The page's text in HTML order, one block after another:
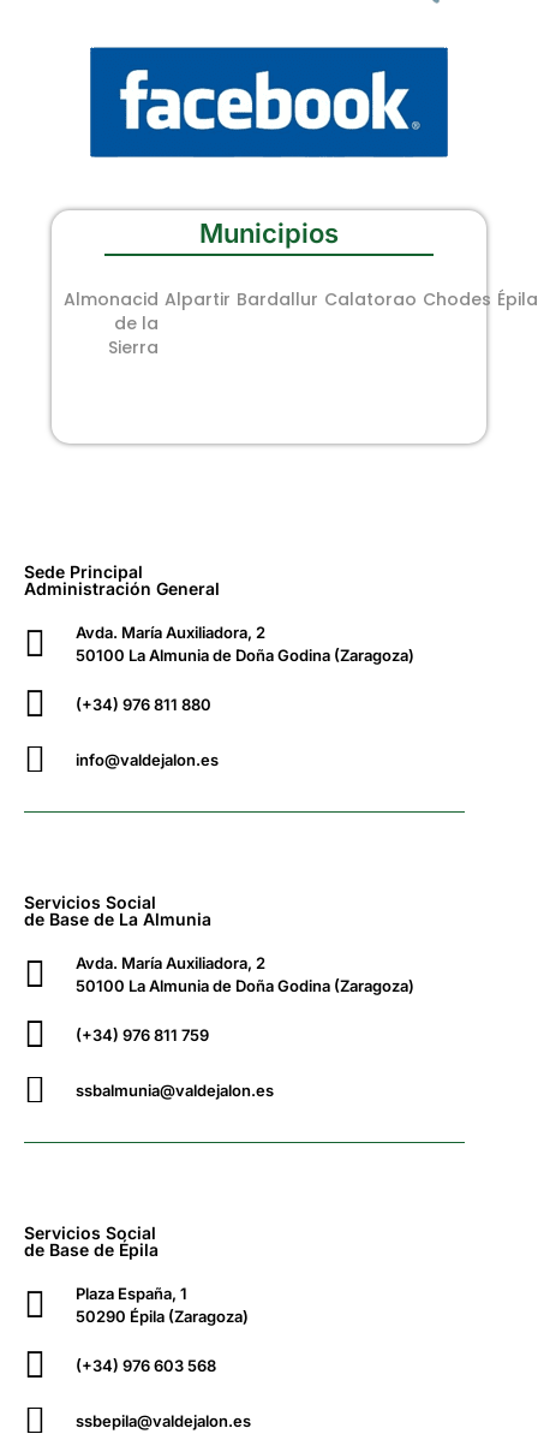
Municipios
Almonacid
de la
Sierra
Alpartir Bardallur Calatorao Chodes Épila
Sede Principal
Administración General
Avda. María Auxiliadora, 2
50100 La Almunia de Doña Godina (Zaragoza)
(+34) 976 811 880
info@valdejalon.es
Servicios Social
de Base de La Almunia
Avda. María Auxiliadora, 2
50100 La Almunia de Doña Godina (Zaragoza)
(+34) 976 811 759
ssbalmunia@valdejalon.es
Servicios Social
de Base de Épila
Plaza España, 1
50290 Épila (Zaragoza)
(+34) 976 603 568
ssbepila@valdejalon.es